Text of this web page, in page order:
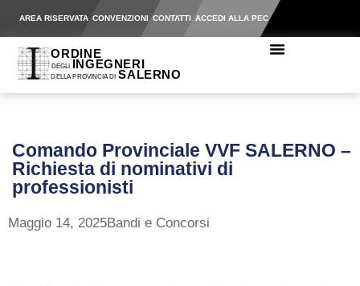
AREA RISERVATA CONVENZIONI CONTATTI ACCEDI ALLA PEC
Comando Provinciale VVF SALERNO –
Richiesta di nominativi di
professionisti
Maggio 14, 2025Bandi e Concorsi